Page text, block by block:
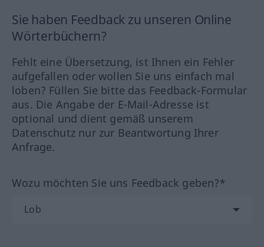
Sie haben Feedback zu unseren Online
Wörterbüchern?
Fehlt eine Übersetzung, ist Ihnen ein Fehler
aufgefallen oder wollen Sie uns einfach mal
loben? Füllen Sie bitte das Feedback-Formular
aus. Die Angabe der E-Mail-Adresse ist
optional und dient gemäß unserem
Datenschutz nur zur Beantwortung Ihrer
Anfrage.
Wozu möchten Sie uns Feedback geben?*